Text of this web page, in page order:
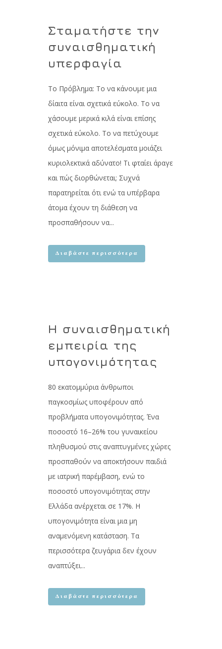
Σταματήστε την
συναισθηματική
υπερφαγία
Το Πρόβλημα: Το να κάνουμε μια
δίαιτα είναι σχετικά εύκολο. Το να
χάσουμε μερικά κιλά είναι επίσης
σχετικά εύκολο. Το να πετύχουμε
όμως μόνιμα αποτελέσματα μοιάζει
κυριολεκτικά αδύνατο! Τι φταίει άραγε
και πώς διορθώνεται; Συχνά
παρατηρείται ότι ενώ τα υπέρβαρα
άτομα έχουν τη διάθεση να
προσπαθήσουν να...
Διαβάστε περισσότερα
Η συναισθηματική
εμπειρία της
υπογονιμότητας
80 εκατομμύρια άνθρωποι
παγκοσμίως υποφέρουν από
προβλήματα υπογονιμότητας. Ένα
ποσοστό 16–26% του γυναικείου
πληθυσμού στις αναπτυγμένες χώρες
προσπαθούν να αποκτήσουν παιδιά
με ιατρική παρέμβαση, ενώ το
ποσοστό υπογονιμότητας στην
Ελλάδα ανέρχεται σε 17%. Η
υπογονιμότητα είναι μια μη
αναμενόμενη κατάσταση. Τα
περισσότερα ζευγάρια δεν έχουν
αναπτύξει...
Διαβάστε περισσότερα